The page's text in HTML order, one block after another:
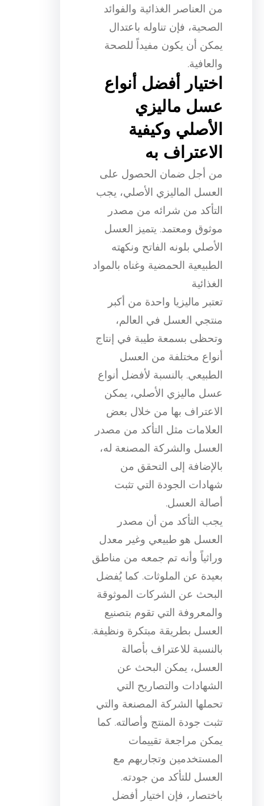
من العناصر الغذائية والفوائد
الصحية، فإن تناوله باعتدال
يمكن أن يكون مفيداً للصحة
والعافية.
اختيار أفضل أنواع
عسل ماليزي
الأصلي وكيفية
الاعتراف به
من أجل ضمان الحصول على
العسل الماليزي الأصلي، يجب
التأكد من شرائه من مصدر
موثوق ومعتمد. يتميز العسل
الأصلي بلونه الفاتح ونكهته
الطبيعية الحمضية وغناه بالمواد
الغذائية
تعتبر ماليزيا واحدة من أكبر
منتجي العسل في العالم،
وتحظى بسمعة طيبة في إنتاج
أنواع مختلفة من العسل
الطبيعي. بالنسبة لأفضل أنواع
عسل ماليزي الأصلي، يمكن
الاعتراف بها من خلال بعض
العلامات مثل التأكد من مصدر
العسل والشركة المصنعة له،
بالإضافة إلى التحقق من
شهادات الجودة التي تثبت
أصالة العسل.
يجب التأكد من أن مصدر
العسل هو طبيعي وغير معدل
وراثياً وأنه تم جمعه من مناطق
بعيدة عن الملوثات. كما يُفضل
البحث عن الشركات الموثوقة
والمعروفة التي تقوم بتصنيع
العسل بطريقة مبتكرة ونظيفة.
بالنسبة للاعتراف بأصالة
العسل، يمكن البحث عن
الشهادات والتصاريح التي
تحملها الشركة المصنعة والتي
تثبت جودة المنتج وأصالته. كما
يمكن مراجعة تقييمات
المستخدمين وتجاربهم مع
العسل للتأكد من جودته.
باختصار، فإن اختيار أفضل